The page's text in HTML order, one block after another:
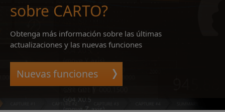
sobre CARTO?
Obtenga más información sobre las últimas
actualizaciones y las nuevas funciones
Nuevas funciones